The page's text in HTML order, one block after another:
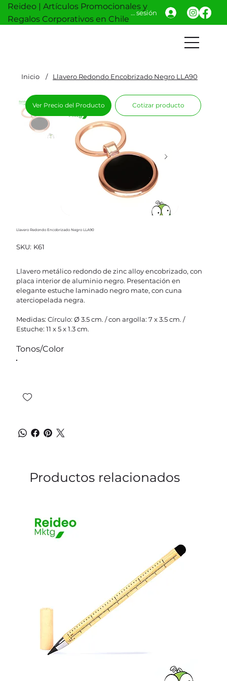
Reideo | Artículos Promocionales y
Regalos Corporativos en Chile
Iniciar sesión
Inicio / Llavero Redondo Encobrizado Negro LLA90
Llavero Redondo Encobrizado Negro LLA90
SKU: SKU
K61
K61
Llavero metálico redondo de zinc alloy encobrizado, con
placa interior de aluminio negro. Presentación en
elegante estuche laminado negro mate, con cuna
aterciopelada negra.
Medidas: Círculo: Ø 3.5 cm. / con argolla: 7 x 3.5 cm. /
Estuche: 11 x 5 x 1.3 cm.
Tonos/Color
Ver Precio del Producto Cotizar producto
Productos relacionados